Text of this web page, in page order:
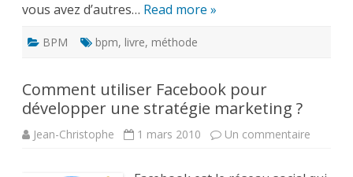
vous avez d’autres… Read more »
BPM bpm, livre, méthode
Comment utiliser Facebook pour
développer une stratégie marketing ?
Jean-Christophe 1 mars 2010 Un commentaire